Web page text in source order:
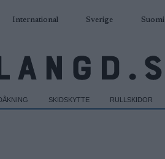
International Sverige Suomi
SKIDSKYTTE RULLSKIDOR